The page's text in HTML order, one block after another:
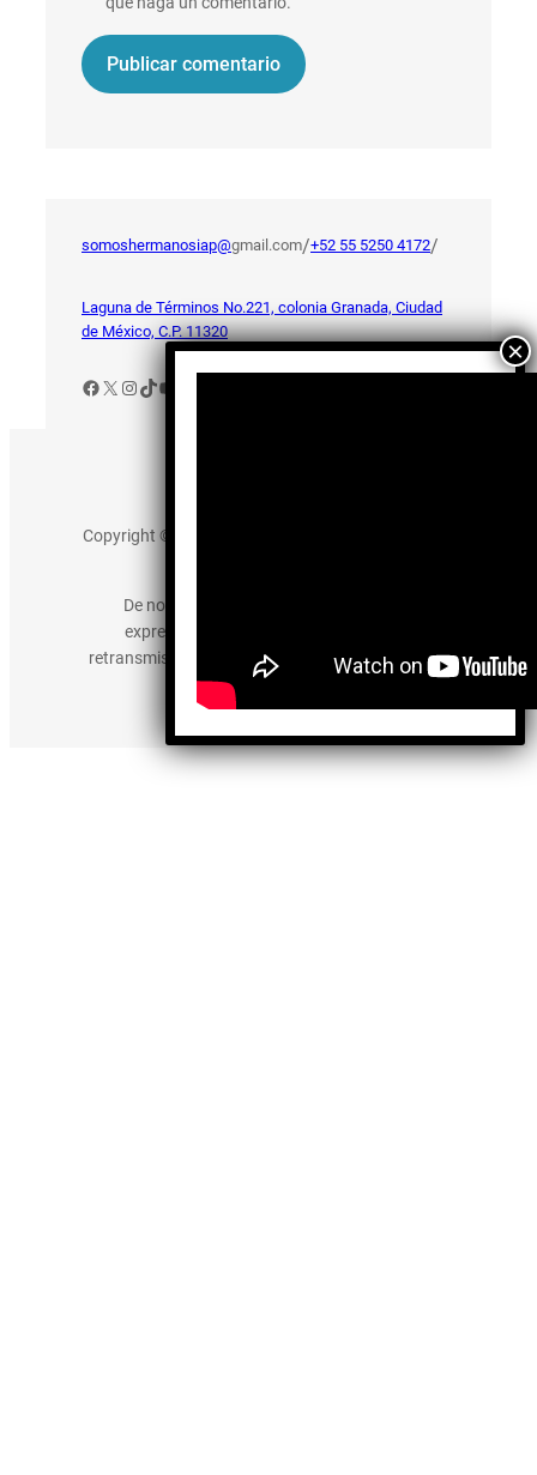
somoshermanosiap@gmail.com/+52 55 5250 4172/
Laguna de Términos No.221, colonia Granada, Ciudad
de México, C.P. 11320
Facebook
X Instagram
TikTok
YouTube
Copyright © 2025 somos-hermanos.mx. Todos los
De no existir previa autorización, queda
expresamente prohibida la publicación,
retransmisión, edición y cualquier otro uso de los
contenidos.